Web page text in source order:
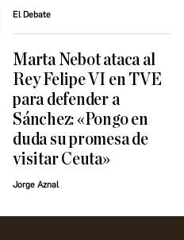
El Debate
Marta Nebot ataca al
Rey Felipe VI en TVE
para defender a
Sánchez: «Pongo en
duda su promesa de
visitar Ceuta»
Jorge Aznal